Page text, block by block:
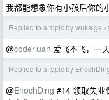
我都能想象你有小孩后你的
Replied to a topic by wukaige ›
@coderluan 爱飞不飞，一
Replied to a topic by
@EnochDing #14 领取失业